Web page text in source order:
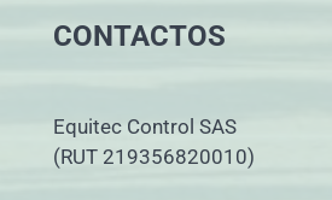
CONTACTOS
Equitec Control SAS
(RUT 219356820010)